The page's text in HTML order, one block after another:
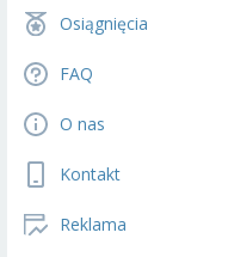
Osiągnięcia
FAQ
O nas
Kontakt
Reklama